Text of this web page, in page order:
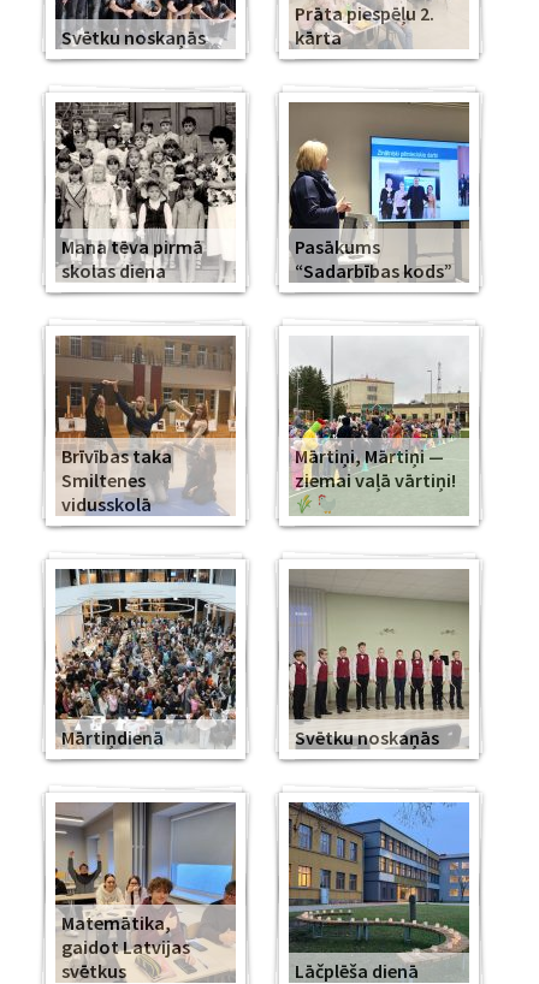
Svētku noskaņās
Prāta piespēļu 2.
kārta
Mana tēva pirmā
skolas diena
Pasākums
“Sadarbības kods”
Brīvības taka
Smiltenes
vidusskolā
Mārtiņi, Mārtiņi —
ziemai vaļā vārtiņi!
Mārtiņdienā Svētku noskaņās
Matemātika,
gaidot Latvijas
svētkus
Lāčplēša dienā